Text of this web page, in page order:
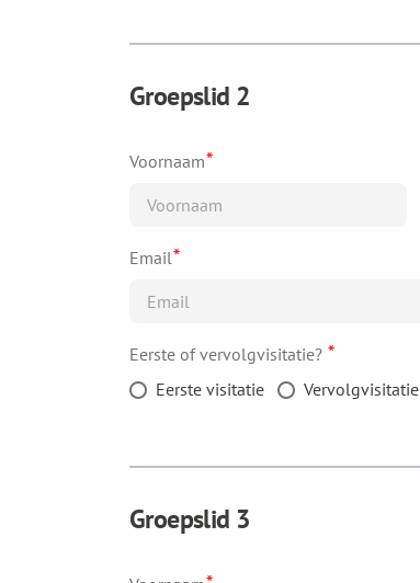
Groepslid 2
Voornaam*
Email*
Eerste of vervolgvisitatie? *
Eerste visitatie Vervolgvisitatie
Groepslid 3